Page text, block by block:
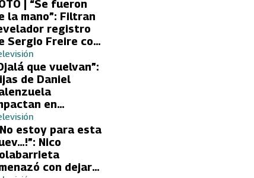
| “Se fueron
la mano”: Filtran
registro
Sergio Freire con
nueva
que vuelvan”:
de Daniel
en
con tu Ex
con directa
a su papá
Yamila Reyna
estoy para esta
Nico
con dejar